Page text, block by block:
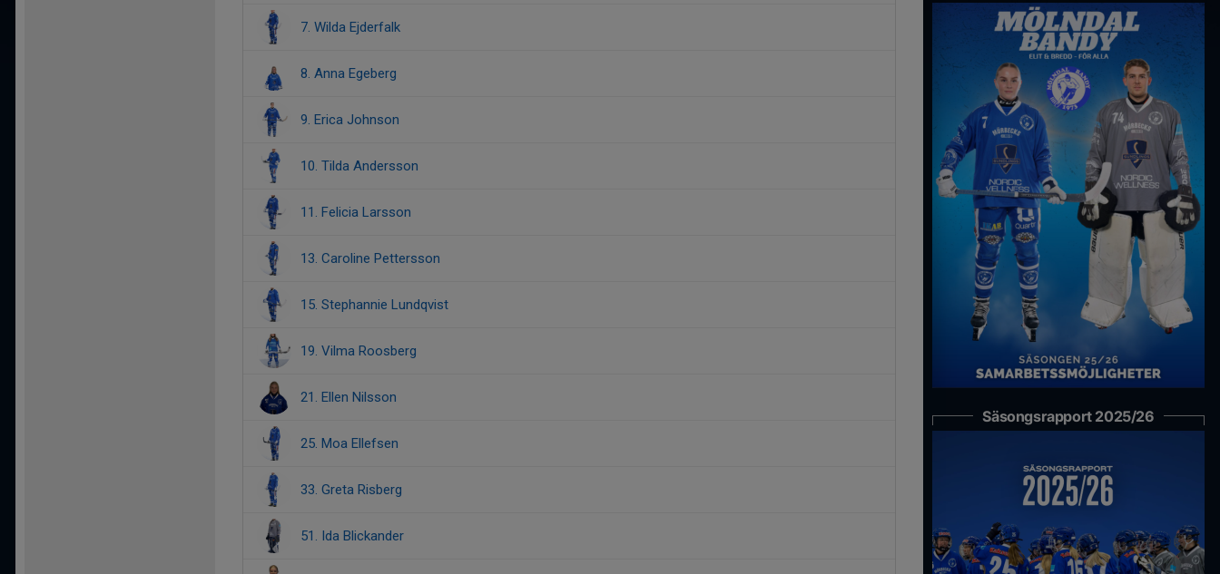
7. Wilda Ejderfalk
8. Anna Egeberg
9. Erica Johnson
10. Tilda Andersson
11. Felicia Larsson
13. Caroline Pettersson
15. Stephannie Lundqvist
19. Vilma Roosberg
21. Ellen Nilsson
25. Moa Ellefsen
33. Greta Risberg
51. Ida Blickander
Säsongsrapport 2025/26